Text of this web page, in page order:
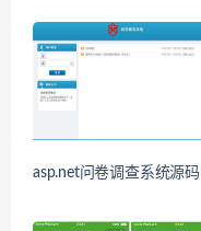
asp.net问卷调查系统源码